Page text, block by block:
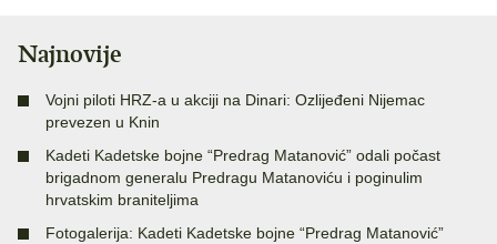
Najnovije
Vojni piloti HRZ-a u akciji na Dinari: Ozlijeđeni Nijemac
prevezen u Knin
Kadeti Kadetske bojne “Predrag Matanović” odali počast
brigadnom generalu Predragu Matanoviću i poginulim
hrvatskim braniteljima
Fotogalerija: Kadeti Kadetske bojne “Predrag Matanović”